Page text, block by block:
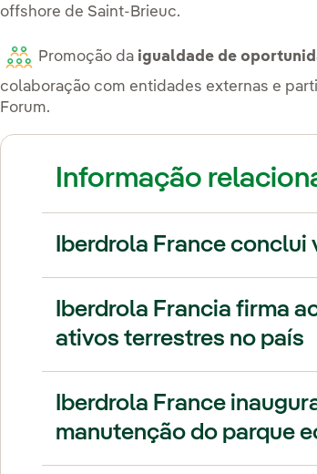
offshore de Saint-Brieuc.
Promoção da igualdade de
colaboração com entidades externas e
Forum.
Informação
Iberdrola France
Iberdrola Francia firma
ativos terrestres no país
Iberdrola France
manutenção do parque